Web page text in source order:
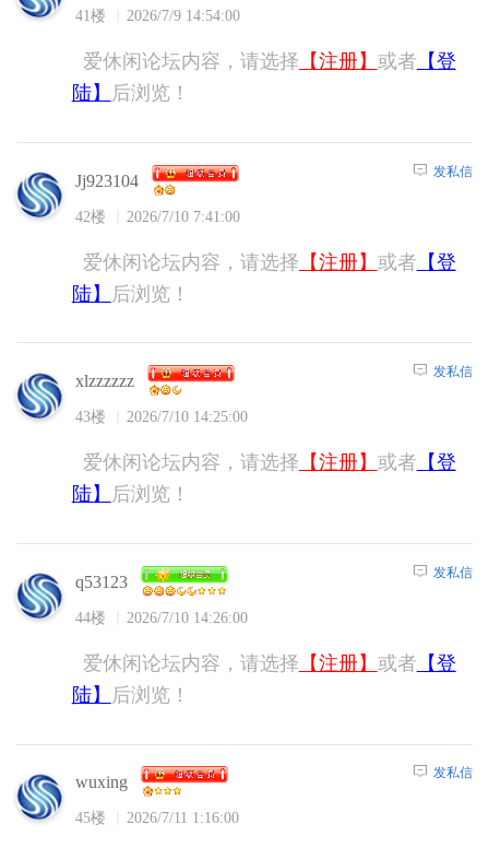
41楼 2026/7/9 14:54:00
爱休闲论坛内容，请选择 【注册】 或者 【登
陆】
后浏览！
Jj923104
42楼 2026/7/10 7:41:00
发私信
爱休闲论坛内容，请选择 【注册】 或者 【登
陆】
后浏览！
xlzzzzzz
43楼 2026/7/10 14:25:00
发私信
爱休闲论坛内容，请选择 【注册】 或者 【登
陆】
后浏览！
q53123
44楼 2026/7/10 14:26:00
发私信
爱休闲论坛内容，请选择 【注册】 或者 【登
陆】
后浏览！
wuxing
45楼 2026/7/11 1:16:00
发私信